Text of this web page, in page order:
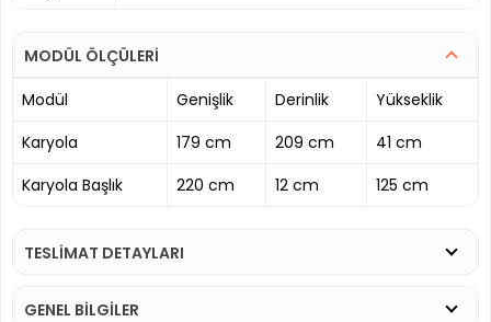
MODÜL ÖLÇÜLERİ
Modül
Genişlik Derinlik
Yükseklik
Karyola
179 cm 209 cm
41 cm
Karyola Başlık
220 cm 12 cm 125 cm
TESLİMAT DETAYLARI
GENEL BİLGİLER